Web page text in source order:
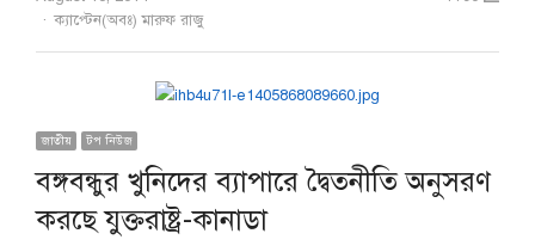
Author
ক্যাপ্টেন(অবঃ) মারুফ রাজু
জাতীয় টপ নিউজ
বঙ্গবন্ধুর খুনিদের ব্যাপারে দ্বৈতনীতি অনুসরণ
করছে যুক্তরাষ্ট্র-কানাডা